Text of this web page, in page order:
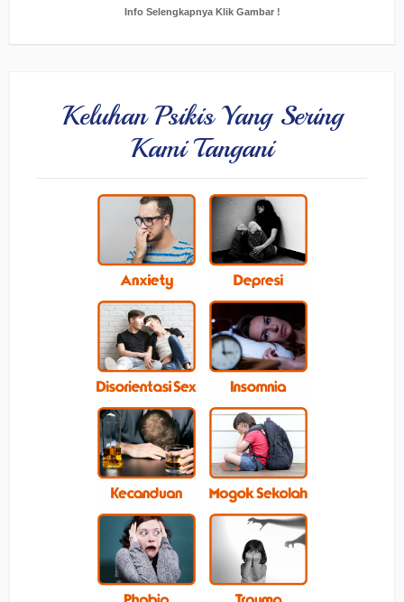
Info Selengkapnya Klik Gambar !
Keluhan Psikis Yang Sering
Kami Tangani